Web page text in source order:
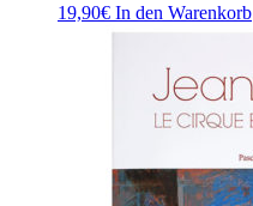
19,90€ In den Warenkorb